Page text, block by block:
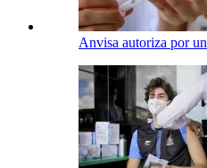
Anvisa autoriza por